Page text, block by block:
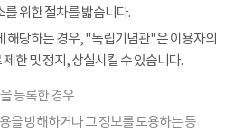
를 위한 절차를 밟습니다.
해당하는 경우, "독립기념관"은 이용자의
한 및 정지, 상실시킬 수 있습니다.
등록한 경우
을 방해하거나 그 정보를 도용하는 등